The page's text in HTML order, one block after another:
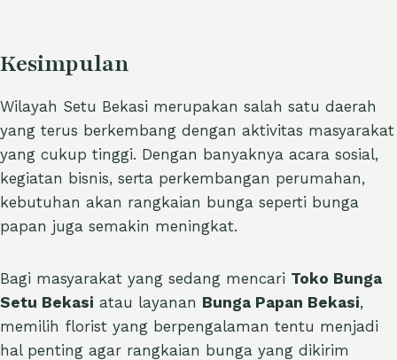
Kesimpulan
Wilayah Setu Bekasi merupakan salah satu daerah
yang terus berkembang dengan aktivitas masyarakat
yang cukup tinggi. Dengan banyaknya acara sosial,
kegiatan bisnis, serta perkembangan perumahan,
kebutuhan akan rangkaian bunga seperti bunga
papan juga semakin meningkat.
Bagi masyarakat yang sedang mencari Toko Bunga
Setu Bekasi atau layanan Bunga Papan Bekasi,
memilih florist yang berpengalaman tentu menjadi
hal penting agar rangkaian bunga yang dikirim